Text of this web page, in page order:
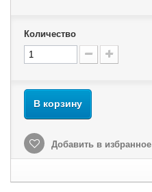
Количество
В корзину
Добавить в избранное